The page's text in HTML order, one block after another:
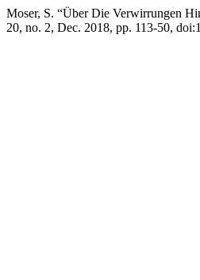
Moser, S. “Über Die Verwirrungen
20, no. 2, Dec. 2018, pp. 113-50,